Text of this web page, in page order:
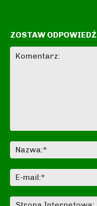
ZOSTAW ODPOWIEDŹ